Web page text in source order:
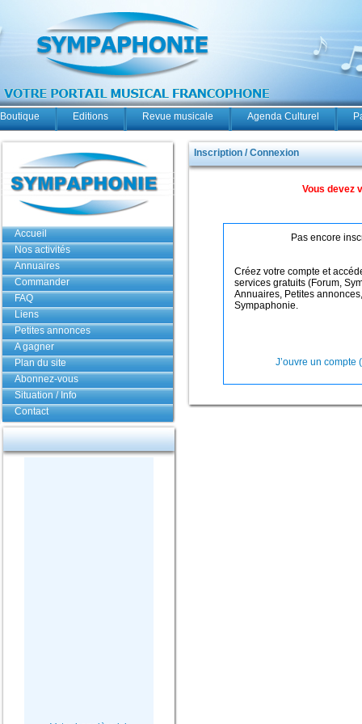
Boutique Editions Revue musicale Agenda Culturel
Accueil
Nos activités
Annuaires
Commander
FAQ
Liens
Petites annonces
A gagner
Plan du site
Abonnez-vous
Situation / Info
Contact
Inscription / Connexion
Vous devez
Pas encore
Créez votre compte et
services gratuits (Forum,
Annuaires, Petites
Sympaphonie.
J’ouvre un compte